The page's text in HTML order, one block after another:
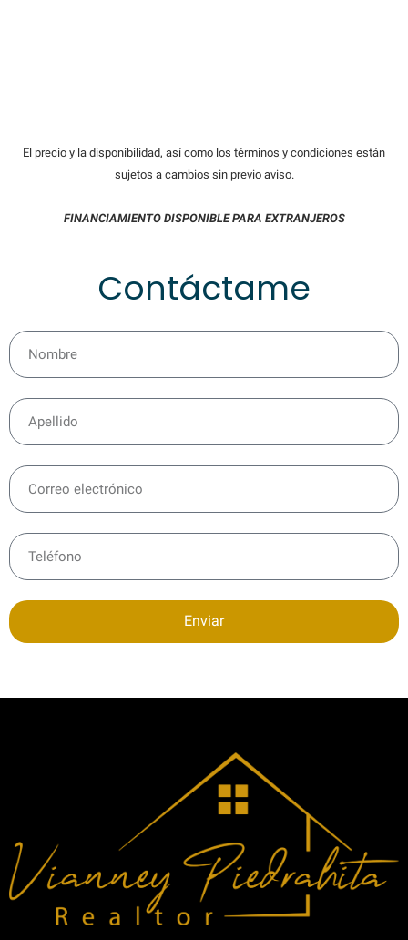
El precio y la disponibilidad, así como los términos y condiciones están
sujetos a cambios sin previo aviso.
FINANCIAMIENTO DISPONIBLE PARA EXTRANJEROS
Contáctame
Enviar